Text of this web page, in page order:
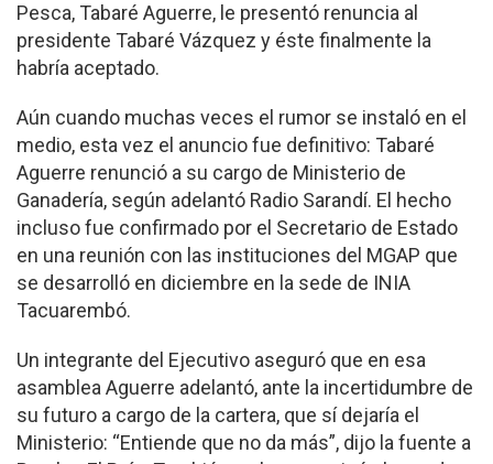
Pesca, Tabaré Aguerre, le presentó renuncia al
presidente Tabaré Vázquez y éste finalmente la
habría aceptado.
Aún cuando muchas veces el rumor se instaló en el
medio, esta vez el anuncio fue definitivo: Tabaré
Aguerre renunció a su cargo de Ministerio de
Ganadería, según adelantó Radio Sarandí. El hecho
incluso fue confirmado por el Secretario de Estado
en una reunión con las instituciones del MGAP que
se desarrolló en diciembre en la sede de INIA
Tacuarembó.
Un integrante del Ejecutivo aseguró que en esa
asamblea Aguerre adelantó, ante la incertidumbre de
su futuro a cargo de la cartera, que sí dejaría el
Ministerio: “Entiende que no da más”, dijo la fuente a